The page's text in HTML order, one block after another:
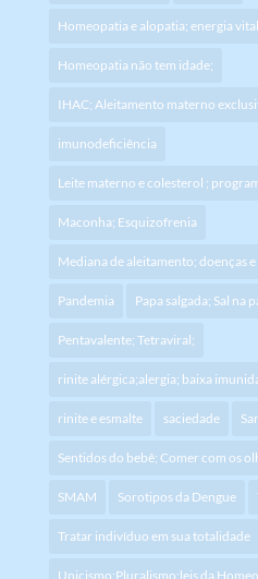
Homeopatia e alopatia; energia vital
Homeopatia não tem idade;
IHAC; Aleitamento materno
imunodeficiência
Leite materno e colesterol ;
Maconha; Esquizofrenia
Mediana de aleitamento; doenças
Pandemia Papa salgada; Sal na
Pentavalente; Tetraviral;
rinite alérgica;alergia; baixa
rinite e esmalte saciedade
Sentidos do bebê; Comer com os
SMAM Sorotipos da Dengue
Tratar indivíduo em sua totalidade
Unicismo;Pluralismo:leis da